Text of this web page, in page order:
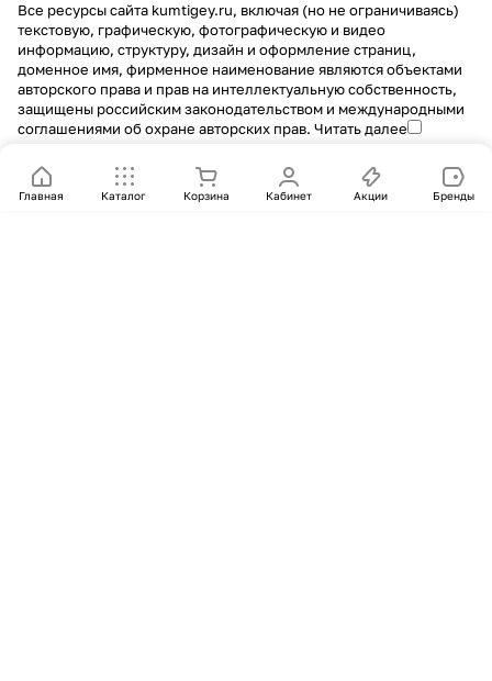
Главная Каталог Корзина Кабинет Акции Бренды
Все ресурсы сайта kumtigey.ru, включая (но не ограничиваясь)
текстовую, графическую, фотографическую и видео
информацию, структуру, дизайн и оформление страниц,
доменное имя, фирменное наименование являются объектами
авторского права и прав на интеллектуальную собственность,
защищены российским законодательством и международными
соглашениями об охране авторских прав. Читать далее